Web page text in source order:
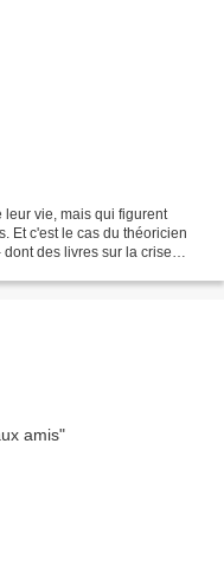
leur vie, mais qui figurent
Et c'est le cas du théoricien
des livres sur la crise